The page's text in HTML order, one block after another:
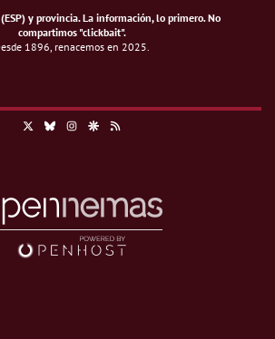
y provincia. La información, lo primero.No
compartimos "clickbait".
1896, renacemos en 2025.
BlueskyInstagramGoogle Discover